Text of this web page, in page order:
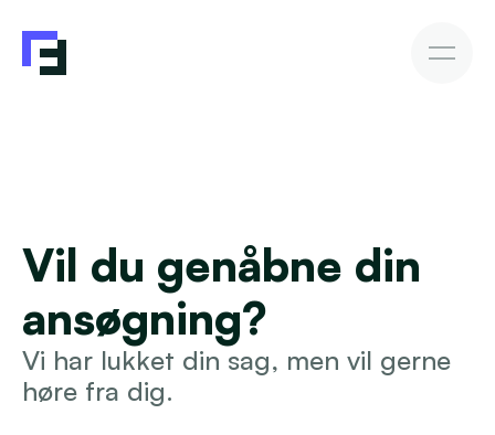
Finansiering
For investorer
Viden
Vil du genåbne din
ansøgning?
Vi har lukket din sag, men vil gerne
høre fra dig.